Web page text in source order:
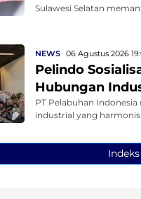
Sulawesi Selatan
NEWS 06 Agustus 2026
Pelindo
Hubungan
PT Pelabuhan
industrial yang harmonis